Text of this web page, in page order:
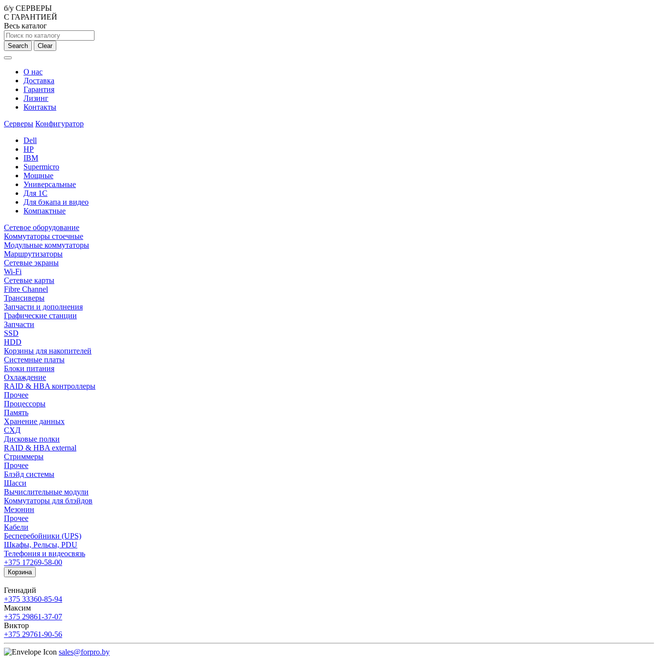
б/у СЕРВЕРЫ
С ГАРАНТИЕЙ
Весь каталог
Search Clear
О нас
Доставка
Гарантия
Лизинг
Контакты
Серверы Конфигуратор
Dell
HP
IBM
Supermicro
Мощные
Универсальные
Для 1С
Для бэкапа и видео
Компактные
Сетевое оборудование
Коммутаторы стоечные
Модульные коммутаторы
Маршрутизаторы
Сетевые экраны
Wi-Fi
Сетевые карты
Fibre Channel
Трансиверы
Запчасти и дополнения
Графические станции
Запчасти
SSD
HDD
Корзины для накопителей
Системные платы
Блоки питания
Охлаждение
RAID & HBA контроллеры
Прочее
Процессоры
Память
Хранение данных
СХД
Дисковые полки
RAID & HBA external
Стриммеры
Прочее
Блэйд системы
Шасси
Вычислительные модули
Коммутаторы для блэйдов
Мезонин
Прочее
Кабели
Бесперебойники (UPS)
Шкафы, Рельсы, PDU
Телефония и видеосвязь
+375 17269-58-00
Корзина
Геннадий
+375 33360-85-94
Максим
+375 29861-37-07
Виктор
+375 29761-90-56
sales@forpro.by